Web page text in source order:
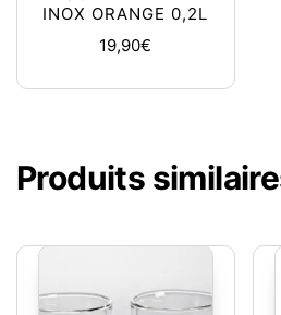
INOX ORANGE 0,2L
19,90€
Produits